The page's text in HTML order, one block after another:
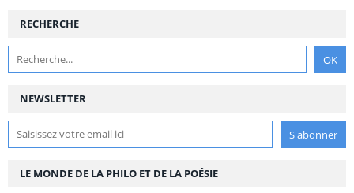
NEWSLETTER
RECHERCHE
LE MONDE DE LA PHILO ET DE LA POÉSIE